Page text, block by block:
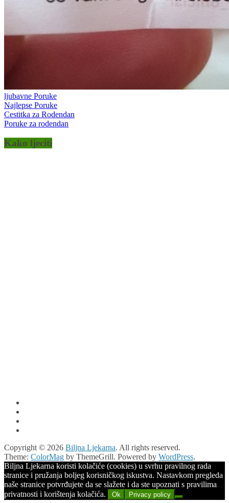
ljubavne Poruke
Najlepse Poruke
Cestitka za Rodendan
Poruke za rodendan
Kako ljeciti
Copyright © 2026 Biljna Ljekarna. All rights reserved.
Theme: ColorMag by ThemeGrill. Powered by WordPress.
Biljna Ljekarna koristi kolačiće (cookies) u svrhu pravilnog rada
stranice i pružanja boljeg korisničkog iskustva. Nastavkom pregleda
naše stranice potvrđujete da se slažete i da ste upoznati s pravilima
privatnosti i korištenja kolačića.
Ok Privacy policy